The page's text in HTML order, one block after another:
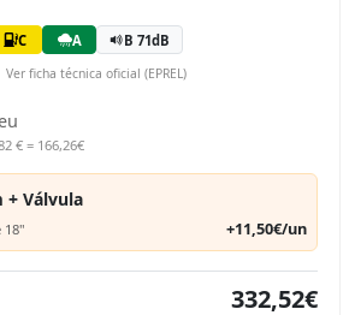
C A B 71dB
Ver ficha técnica oficial (EPREL)
€ = 166,26€
+ Válvula
18" +11,50€/un
332,52€